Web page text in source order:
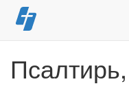
Перейти
к
Псалтирь,